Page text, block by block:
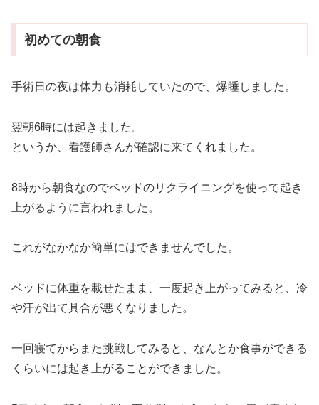
初めての朝食
手術日の夜は体力も消耗していたので、爆睡しました。
翌朝6時には起きました。
というか、看護師さんが確認に来てくれました。
8時から朝食なのでベッドのリクライニングを使って起き
上がるように言われました。
これがなかなか簡単にはできませんでした。
ベッドに体重を載せたまま、一度起き上がってみると、冷
や汗が出て具合が悪くなりました。
一回寝てからまた挑戦してみると、なんとか食事ができる
くらいには起き上がることができました。